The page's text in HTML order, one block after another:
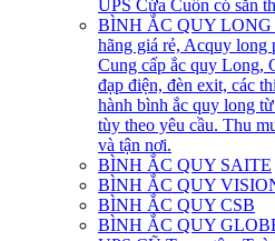
UPS Cửa Cuốn có sẵn
BÌNH ẮC QUY LONG
hãng giá rẻ, Acquy long
Cung cấp ắc quy Long,
đạp điện, đèn exit, các
hành bình ắc quy long
tùy theo yêu cầu. Thu
và tận nơi.
BÌNH ẮC QUY SAITE
BÌNH ẮC QUY
BÌNH ẮC QUY CSB
BÌNH ẮC QUY